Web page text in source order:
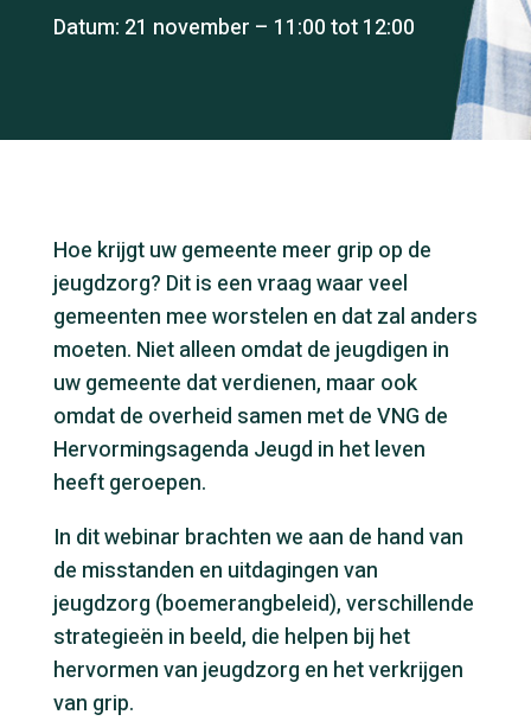
Datum: 21 november – 11:00 tot 12:00
Hoe krijgt uw gemeente meer grip op de
jeugdzorg? Dit is een vraag waar veel
gemeenten mee worstelen en dat zal anders
moeten. Niet alleen omdat de jeugdigen in
uw gemeente dat verdienen, maar ook
omdat de overheid samen met de VNG de
Hervormingsagenda Jeugd in het leven
heeft geroepen.
In dit webinar brachten we aan de hand van
de misstanden en uitdagingen van
jeugdzorg (boemerangbeleid), verschillende
strategieën in beeld, die helpen bij het
hervormen van jeugdzorg en het verkrijgen
van grip.